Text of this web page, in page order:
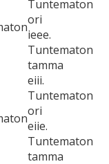
Tuntematon
ori
ieee.
Tuntematon
tamma
eiii.
Tuntematon
ori
eiie.
Tuntematon
tamma